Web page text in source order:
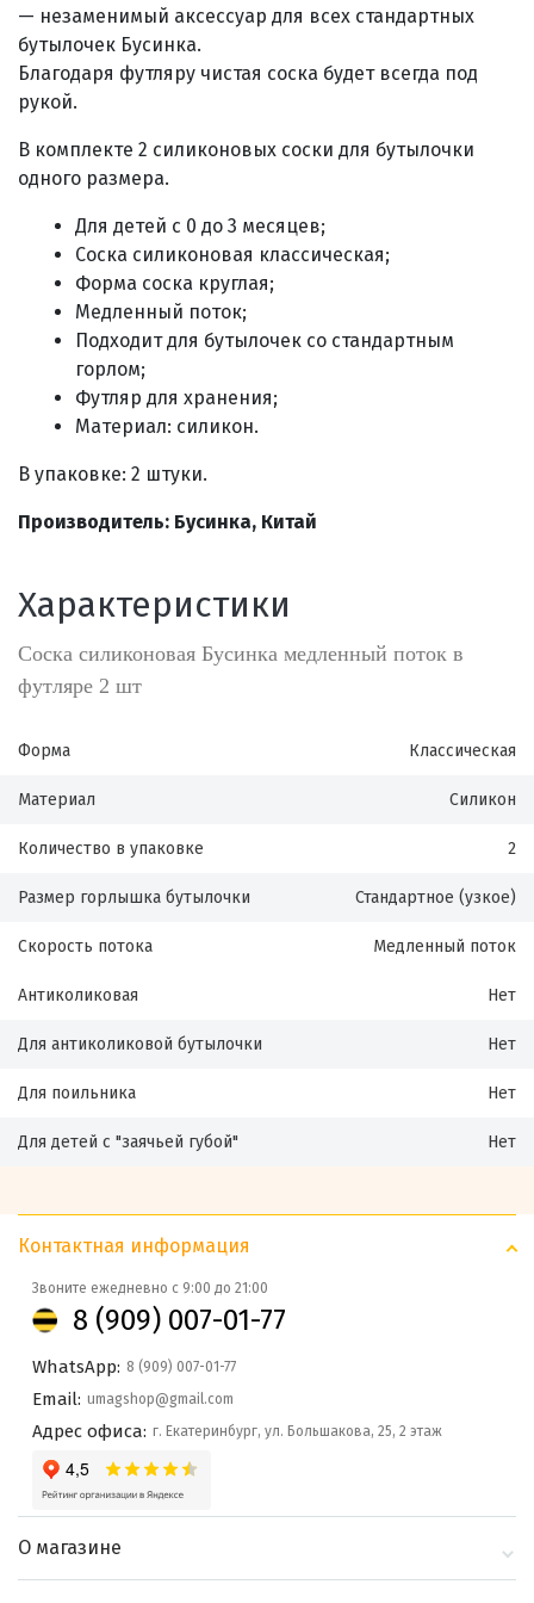
— незаменимый аксессуар для всех стандартных
бутылочек Бусинка.
Благодаря футляру чистая соска будет всегда под
рукой.
В комплекте 2 силиконовых соски для бутылочки
одного размера.
Для детей с 0 до 3 месяцев;
Соска силиконовая классическая;
Форма соска круглая;
Медленный поток;
Подходит для бутылочек со стандартным
горлом;
Футляр для хранения;
Материал: силикон.
В упаковке: 2 штуки.
Производитель: Бусинка, Китай
Характеристики
Соска силиконовая Бусинка медленный поток в
футляре 2 шт
Форма Классическая
Материал Силикон
Количество в упаковке 2
Размер горлышка бутылочки Стандартное (узкое)
Скорость потока Медленный поток
Антиколиковая Нет
Для антиколиковой бутылочки Нет
Для поильника Нет
Для детей с "заячьей губой" Нет
Контактная информация
Звоните ежедневно с 9:00 до 21:00
8 (909) 007-01-77
WhatsApp: 8 (909) 007-01-77
Email: umagshop@gmail.com
Адрес офиса: г. Екатеринбург, ул. Большакова, 25, 2 этаж
О магазине